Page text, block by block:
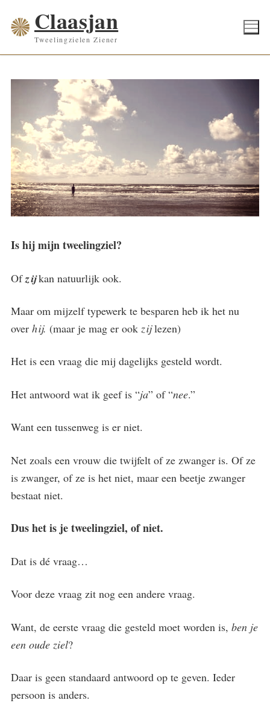
naar
Claasjan
Tweelingzielen Ziener
Is hij mijn tweelingziel?
Ofzijkan natuurlijk ook.
Maar om mijzelf typewerk te besparen heb ik het nu
over hij. (maar je mag er ook zijlezen)
Het is een vraag die mij dagelijks gesteld wordt.
Het antwoord wat ik geef is “ja” of “nee.”
Want een tussenweg is er niet.
Net zoals een vrouw die twijfelt of ze zwanger is. Of ze
is zwanger, of ze is het niet, maar een beetje zwanger
bestaat niet.
Dus het is je tweelingziel, of niet.
Dat is dé vraag…
Voor deze vraag zit nog een andere vraag.
Want, de eerste vraag die gesteld moet worden is, ben je
een oude ziel?
Daar is geen standaard antwoord op te geven. Ieder
persoon is anders.